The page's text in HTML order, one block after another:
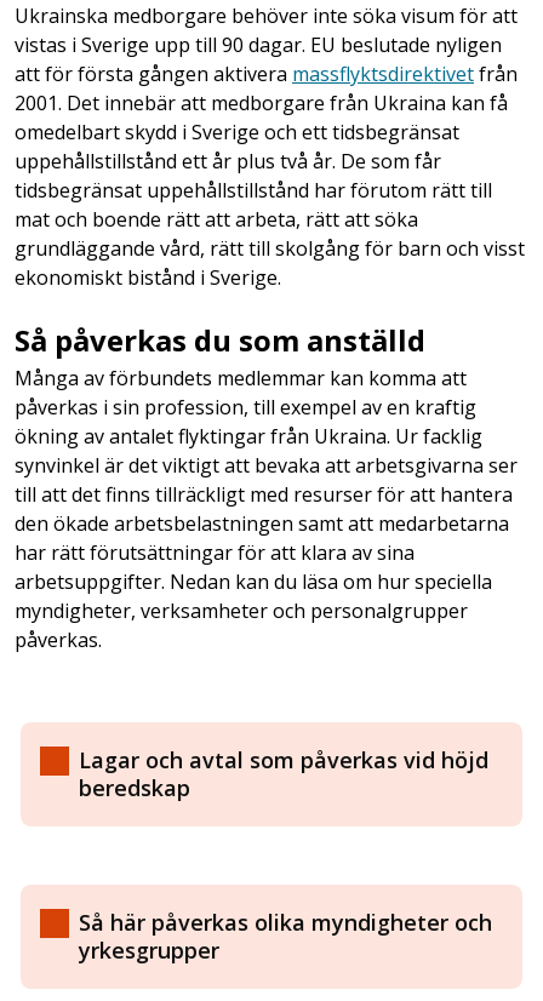
Ukrainska medborgare behöver inte söka visum för att
vistas i Sverige upp till 90 dagar. EU beslutade nyligen
att för första gången aktivera massflyktsdirektivetfrån
2001. Det innebär att medborgare från Ukraina kan få
omedelbart skydd i Sverige och ett tidsbegränsat
uppehållstillstånd ett år plus två år. De som får
tidsbegränsat uppehållstillstånd har förutom rätt till
mat och boende rätt att arbeta, rätt att söka
grundläggande vård, rätt till skolgång för barn och visst
ekonomiskt bistånd i Sverige.
Så påverkas du som anställd
Många av förbundets medlemmar kan komma att
påverkas i sin profession, till exempel av en kraftig
ökning av antalet flyktingar från Ukraina. Ur facklig
synvinkel är det viktigt att bevaka att arbetsgivarna ser
till att det finns tillräckligt med resurser för att hantera
den ökade arbetsbelastningen samt att medarbetarna
har rätt förutsättningar för att klara av sina
arbetsuppgifter. Nedan kan du läsa om hur speciella
myndigheter, verksamheter och personalgrupper
påverkas.
Lagar och avtal som påverkas vid höjd
beredskap
Så här påverkas olika myndigheter och
yrkesgrupper